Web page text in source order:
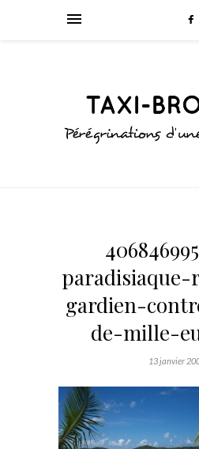
paradisiaque-
gardien-
de-mille-
13 janvier